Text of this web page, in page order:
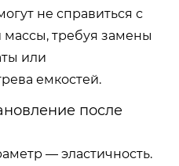
не справиться с
массы, требуя замены
или
емкостей.
после
— эластичность.